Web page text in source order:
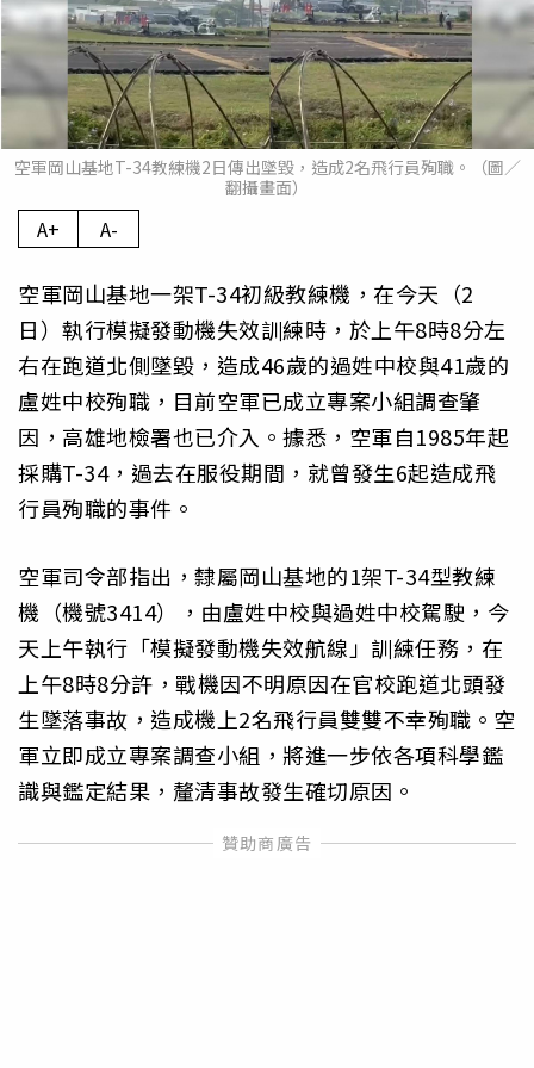
空軍岡山基地T-34教練機2日傳出墜毀，造成2名飛行員殉職。（圖／
翻攝畫面）
A+ A-
空軍岡山基地一架T-34初級教練機，在今天（2
日）執行模擬發動機失效訓練時，於上午8時8分左
右在跑道北側墜毀，造成46歲的過姓中校與41歲的
盧姓中校殉職，目前空軍已成立專案小組調查肇
因，高雄地檢署也已介入。據悉，空軍自1985年起
採購T-34，過去在服役期間，就曾發生6起造成飛
行員殉職的事件。
空軍司令部指出，隸屬岡山基地的1架T-34型教練
機（機號3414），由盧姓中校與過姓中校駕駛，今
天上午執行「模擬發動機失效航線」訓練任務，在
上午8時8分許，戰機因不明原因在官校跑道北頭發
生墜落事故，造成機上2名飛行員雙雙不幸殉職。空
軍立即成立專案調查小組，將進一步依各項科學鑑
識與鑑定結果，釐清事故發生確切原因。